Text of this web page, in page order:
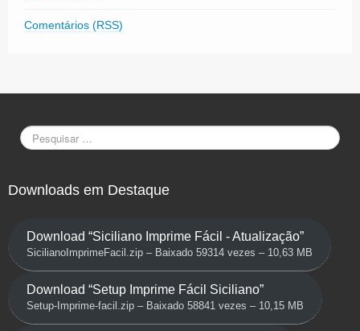
Comentários (RSS)
Downloads em Destaque
Download “Siciliano Imprime Fácil - Atualização”
SicilianoImprimeFacil.zip – Baixado 59314 vezes – 10,63 MB
Download “Setup Imprime Fácil Siciliano”
Setup-Imprime-facil.zip – Baixado 58841 vezes – 10,15 MB